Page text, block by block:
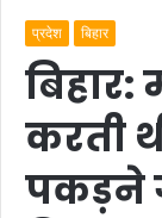
प्रदेश बिहार
करती
पकड़ने